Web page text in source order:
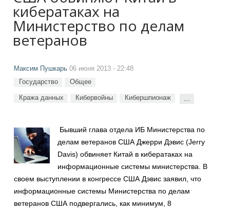
кибератаках на
Министерство по делам
ветеранов
Максим Пушкарь 06 июня 2013 - 22:48
Государство Общее
Кража данных Кибервойны Кибершпионаж ...
Бывший глава отдела ИБ Министерства по
делам ветеранов США Джерри Дэвис (Jerry
Davis) обвиняет Китай в кибератаках на
информационные системы министерства. В
своем выступлении в конгрессе США Дэвис заявил, что
информационные системы Министерства по делам
ветеранов США подвергались, как минимум, 8